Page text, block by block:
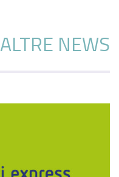
ALTRE NEWS